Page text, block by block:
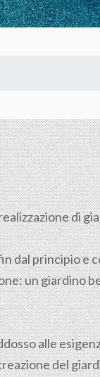
di
dal principio e
un giardino
alle
del